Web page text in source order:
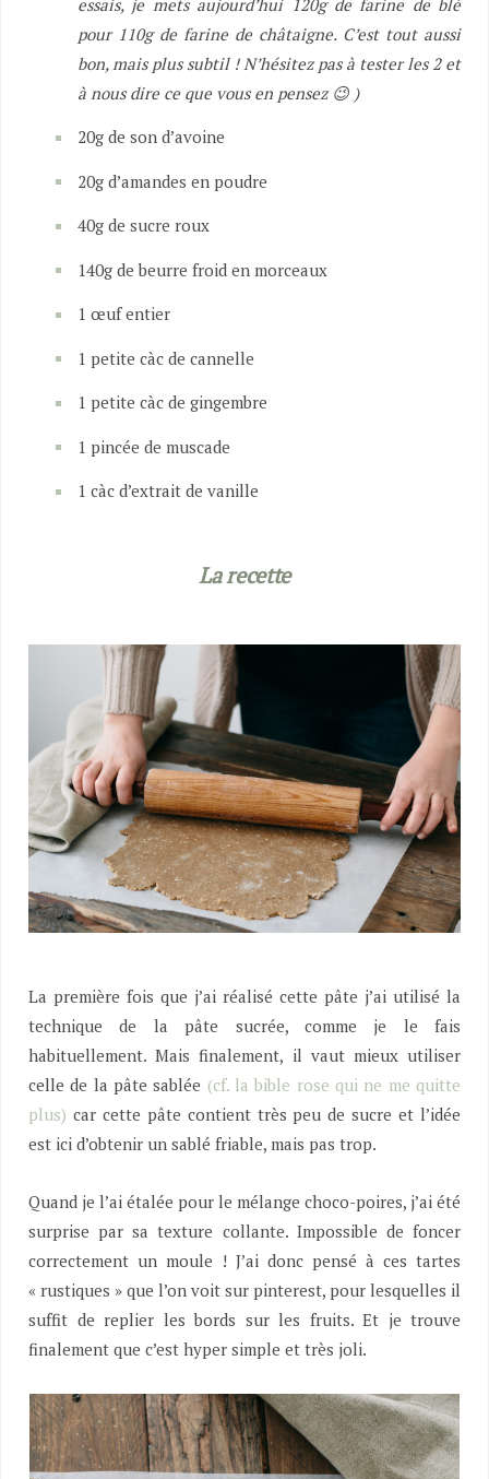
pour 110g de farine de châtaigne. C’est tout aussi
bon, mais plus subtil ! N’hésitez pas à tester les 2 et
à nous dire ce que vous en pensez 😉 )
20g de son d’avoine
20g d’amandes en poudre
40g de sucre roux
140g de beurre froid en morceaux
1 œuf entier
1 petite càc de cannelle
1 petite càc de gingembre
1 pincée de muscade
1 càc d’extrait de vanille
La recette
La première fois que j’ai réalisé cette pâte j’ai utilisé la
technique de la pâte sucrée, comme je le fais
habituellement. Mais finalement, il vaut mieux utiliser
celle de la pâte sablée (cf. la bible rose qui ne me quitte
plus) car cette pâte contient très peu de sucre et l’idée
est ici d’obtenir un sablé friable, mais pas trop.
Quand je l’ai étalée pour le mélange choco-poires, j’ai été
surprise par sa texture collante. Impossible de foncer
correctement un moule ! J’ai donc pensé à ces tartes
« rustiques » que l’on voit sur pinterest, pour lesquelles il
suffit de replier les bords sur les fruits. Et je trouve
finalement que c’est hyper simple et très joli.